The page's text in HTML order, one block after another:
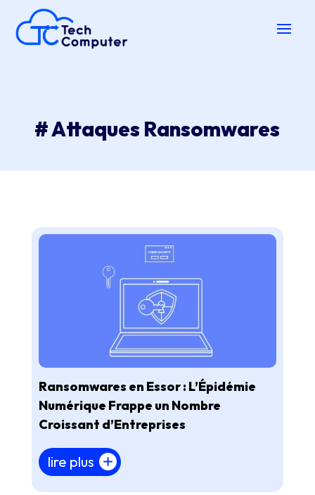
# Attaques Ransomwares
Ransomwares en Essor : L’Épidémie
Numérique Frappe un Nombre
Croissant d’Entreprises
lire plus